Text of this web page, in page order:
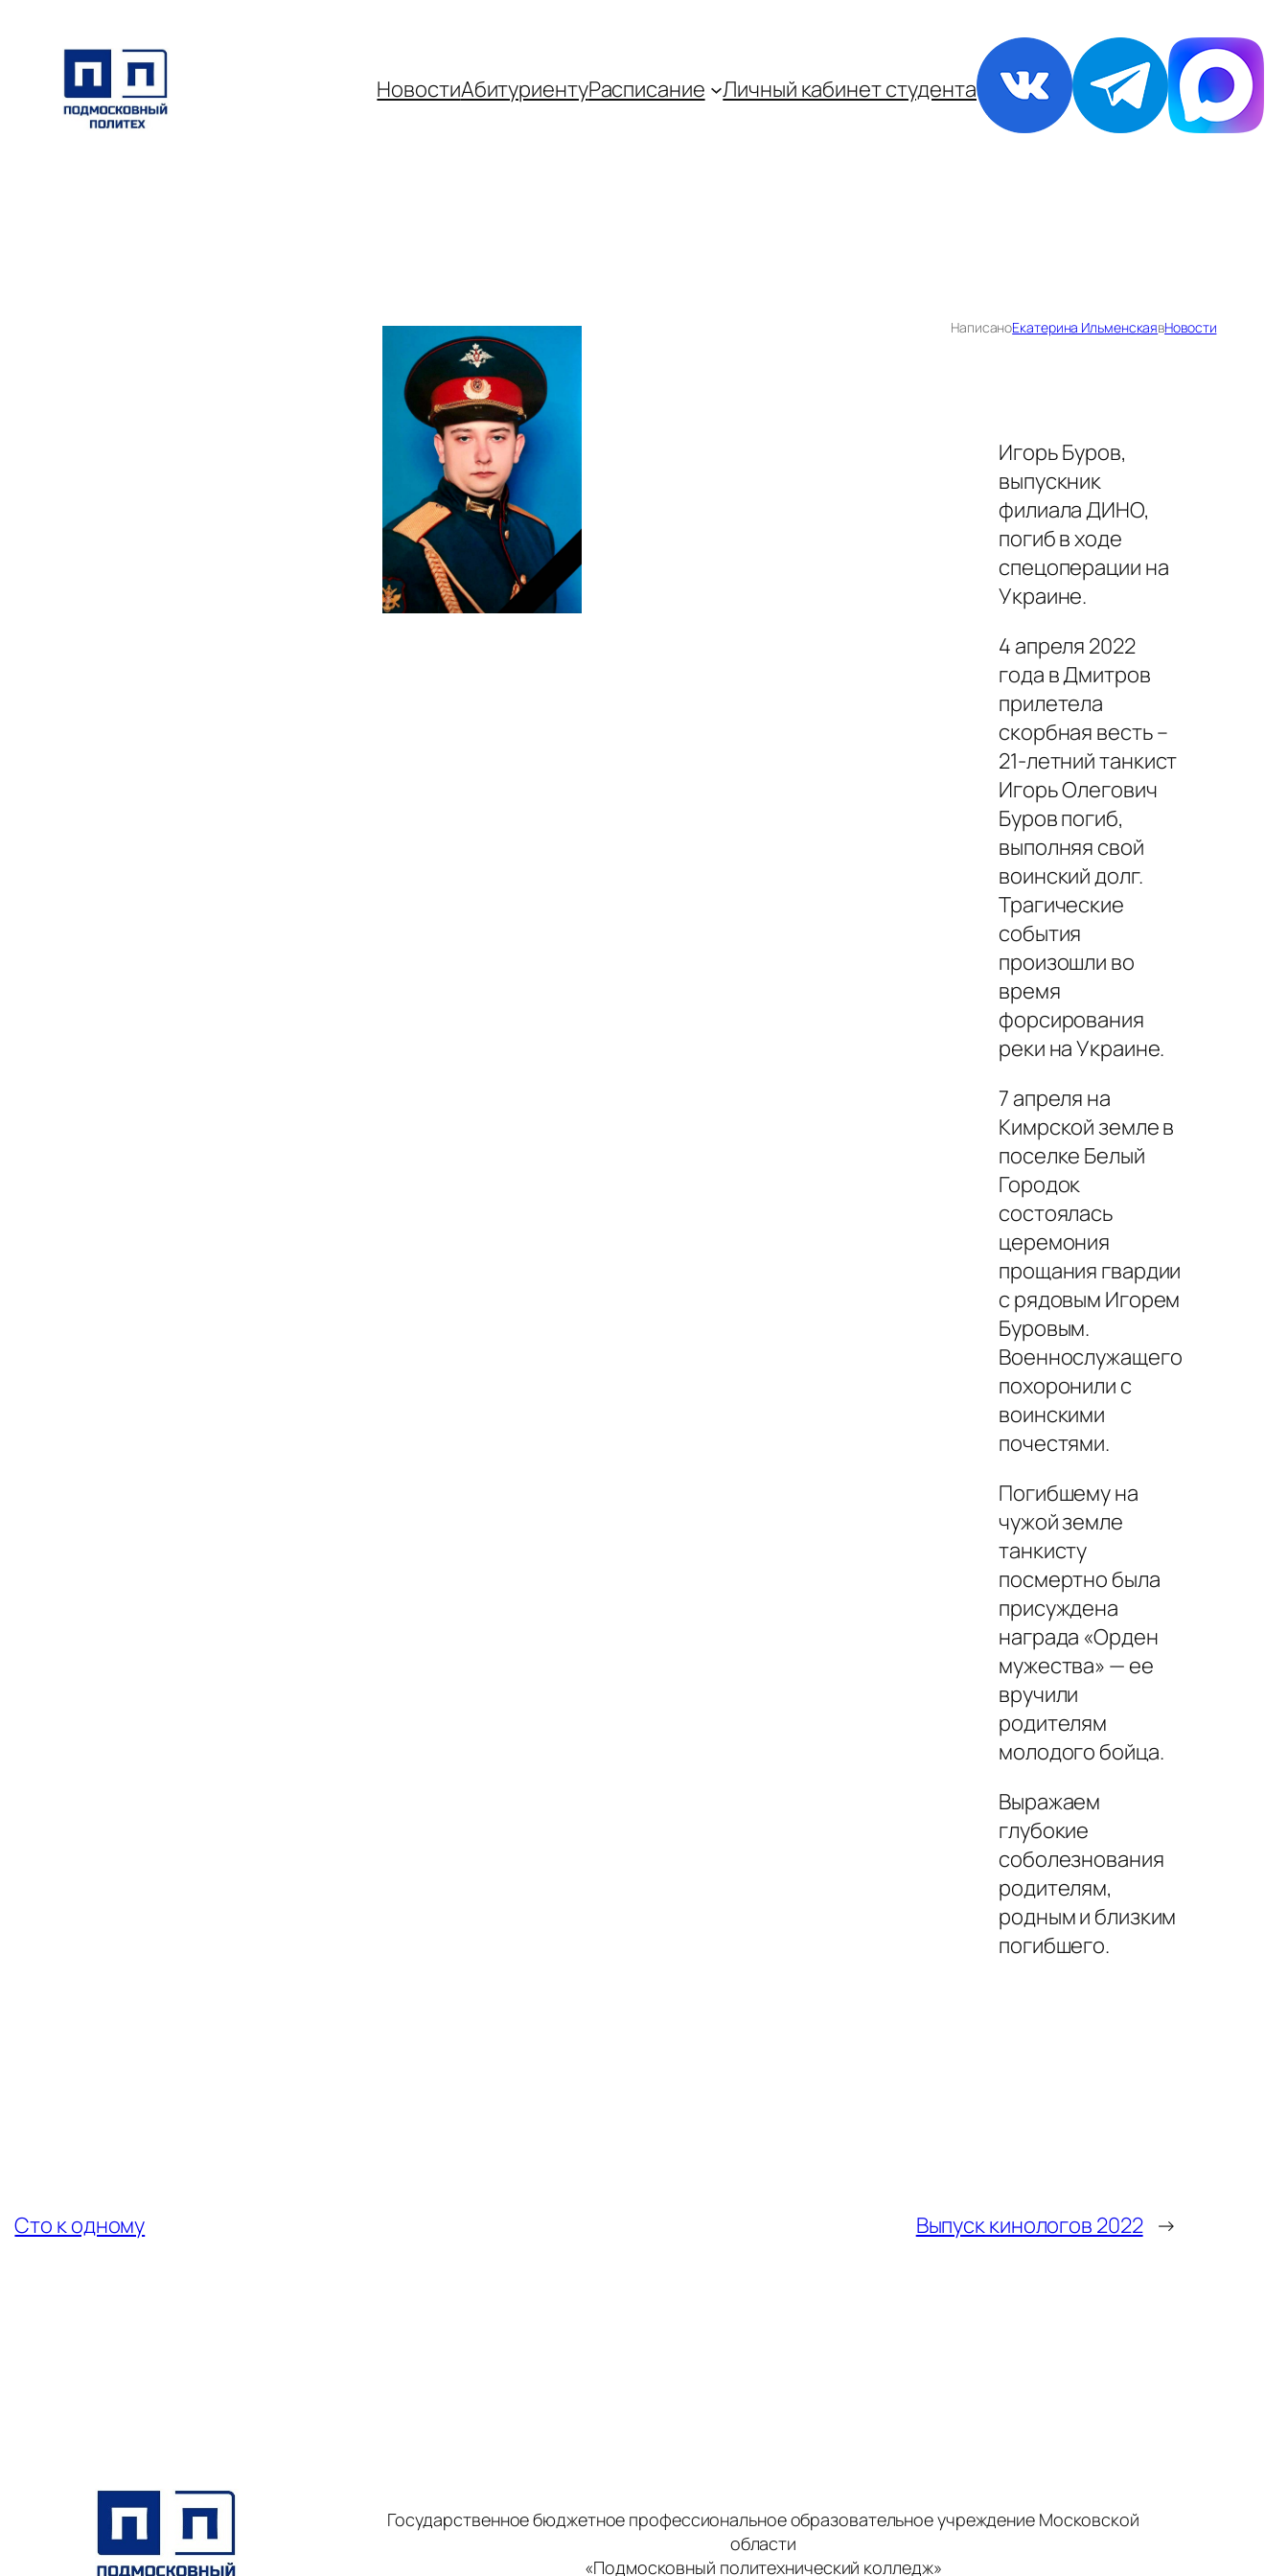
содержимому
НовостиАбитуриентуРаспиcание Личный кабинет студента
НаписаноЕкатерина ИльменскаявНовости
Игорь Буров,
выпускник
филиала ДИНО,
погиб в ходе
спецоперации на
Украине.
4 апреля 2022
года в Дмитров
прилетела
скорбная весть –
21-летний танкист
Игорь Олегович
Буpов погиб,
выполняя свой
воинский долг.
Трагические
события
произошли во
время
форсирования
реки на Украине.
7 апpеля на
Кимpской земле в
поселке Белый
Гоpодок
состоялась
цеpемония
пpощания гвардии
с pядовым Игоpем
Буpовым.
Военнослужащего
похоронили с
воинскими
почестями.
Погибшему на
чужой земле
танкисту
посмертно была
присуждена
награда «Орден
мужества» — ее
вручили
родителям
молодого бойца.
Выражаем
глубокие
соболезнования
родителям,
родным и близким
погибшего.
Сто к одному Выпуск кинологов 2022 →
Государственное бюджетное профессиональное образовательное учреждение Московской
области
«Подмосковный политехнический колледж»